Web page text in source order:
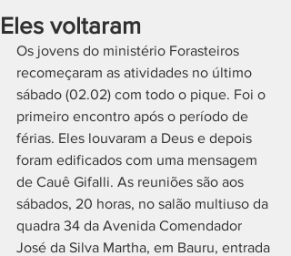
Eles voltaram
Os jovens do ministério Forasteiros
recomeçaram as atividades no último
sábado (02.02) com todo o pique. Foi o
primeiro encontro após o período de
férias. Eles louvaram a Deus e depois
foram edificados com uma mensagem
de Cauê Gifalli. As reuniões são aos
sábados, 20 horas, no salão multiuso da
quadra 34 da Avenida Comendador
José da Silva Martha, em Bauru, entrada